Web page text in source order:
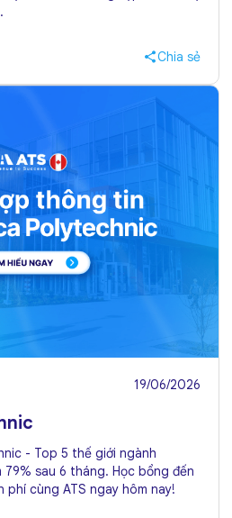
Chia sẻ
19/06/2026
- Top 5 thế giới ngành
sau 6 tháng. Học bổng đến
phí cùng ATS ngay hôm nay!